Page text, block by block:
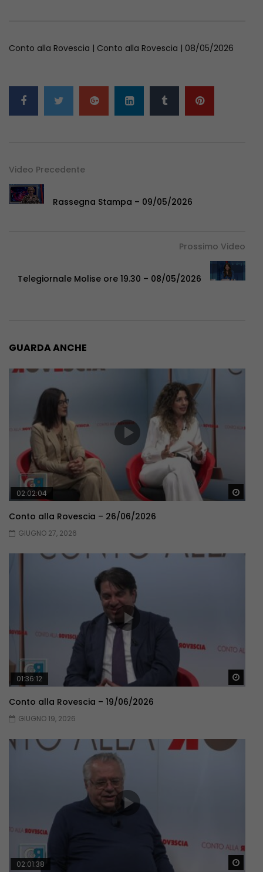
Conto alla Rovescia | Conto alla Rovescia | 08/05/2026
Video Precedente
Rassegna Stampa – 09/05/2026
Prossimo Video
Telegiornale Molise ore 19.30 – 08/05/2026
GUARDA ANCHE
02:02:04
Conto alla Rovescia – 26/06/2026
GIUGNO 27, 2026
01:36:12
Conto alla Rovescia – 19/06/2026
GIUGNO 19, 2026
02:01:38